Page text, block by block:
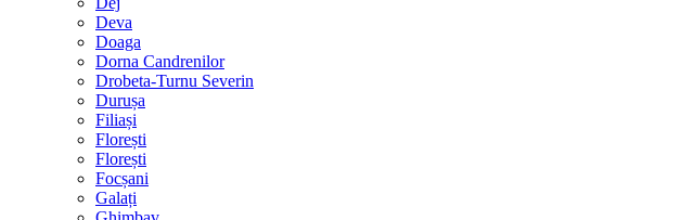
Deva
Doaga
Dorna Candrenilor
Drobeta-Turnu Severin
Durușa
Filiași
Florești
Florești
Focșani
Galați